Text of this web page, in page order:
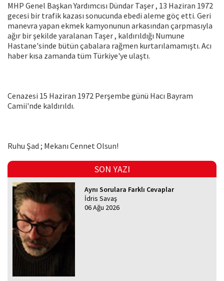
MHP Genel Başkan Yardımcısı Dündar Taşer , 13 Haziran 1972
gecesi bir trafik kazası sonucunda ebedi aleme göç etti. Geri
manevra yapan ekmek kamyonunun arkasından çarpmasıyla
ağır bir şekilde yaralanan Taşer , kaldırıldığı Numune
Hastane'sinde bütün çabalara rağmen kurtarılamamıştı. Acı
haber kısa zamanda tüm Türkiye'ye ulaştı.
Cenazesi 15 Haziran 1972 Perşembe günü Hacı Bayram
Camii'nde kaldırıldı.
Ruhu Şad ; Mekanı Cennet Olsun!
SON YAZI
Aynı Sorulara Farklı Cevaplar
İdris Savaş
06 Ağu 2026